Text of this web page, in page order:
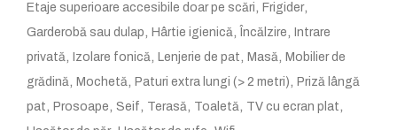
Etaje superioare accesibile doar pe scări , Frigider,
Garderobă sau dulap , Hârtie igienică , Încălzire , Intrare
privată , Izolare fonică , Lenjerie de pat , Masă , Mobilier de
grădină , Mochetă , Paturi extra lungi (> 2 metri) , Priză lângă
pat , Prosoape , Seif , Terasă , Toaletă , TV cu ecran plat ,